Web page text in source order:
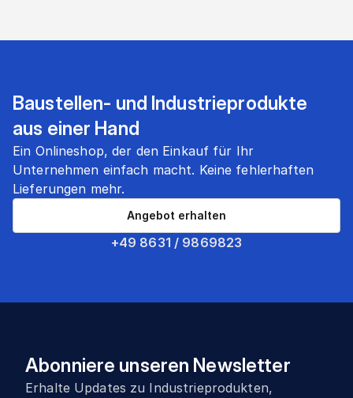
Baustellen- und Industrieprodukte
aus einer Hand
Ein Onlineshop, der den Einkauf für Ihr
Unternehmen einfach macht. Keine fehlerhaften
Lieferungen mehr.
+49 8631 / 9869823
Angebot erhalten
Abonniere unseren Newsletter
Erhalte Updates zu Industrieprodukten,